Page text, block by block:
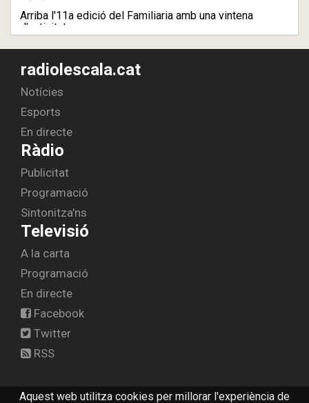
Aquest web utilitza cookies per millorar l'experiència de
Arriba l'11a edició del Familiaria amb una vintena
d'activitat ...
radiolescala.cat
Notícies
Esports
En directe
Ràdio
Publicitat
Programació
Sintonitza'ns
Televisió
A la carta
Programació
En directe
Facebook
Twitter
RSS
© 2026 radiolescala.cat -Avís legal-Contactar